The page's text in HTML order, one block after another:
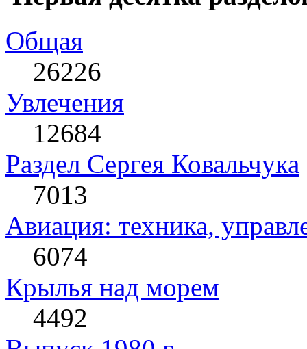
Общая
26226
Увлечения
12684
Раздел Сергея Ковальчука
7013
Авиация: техника,
6074
Крылья над морем
4492